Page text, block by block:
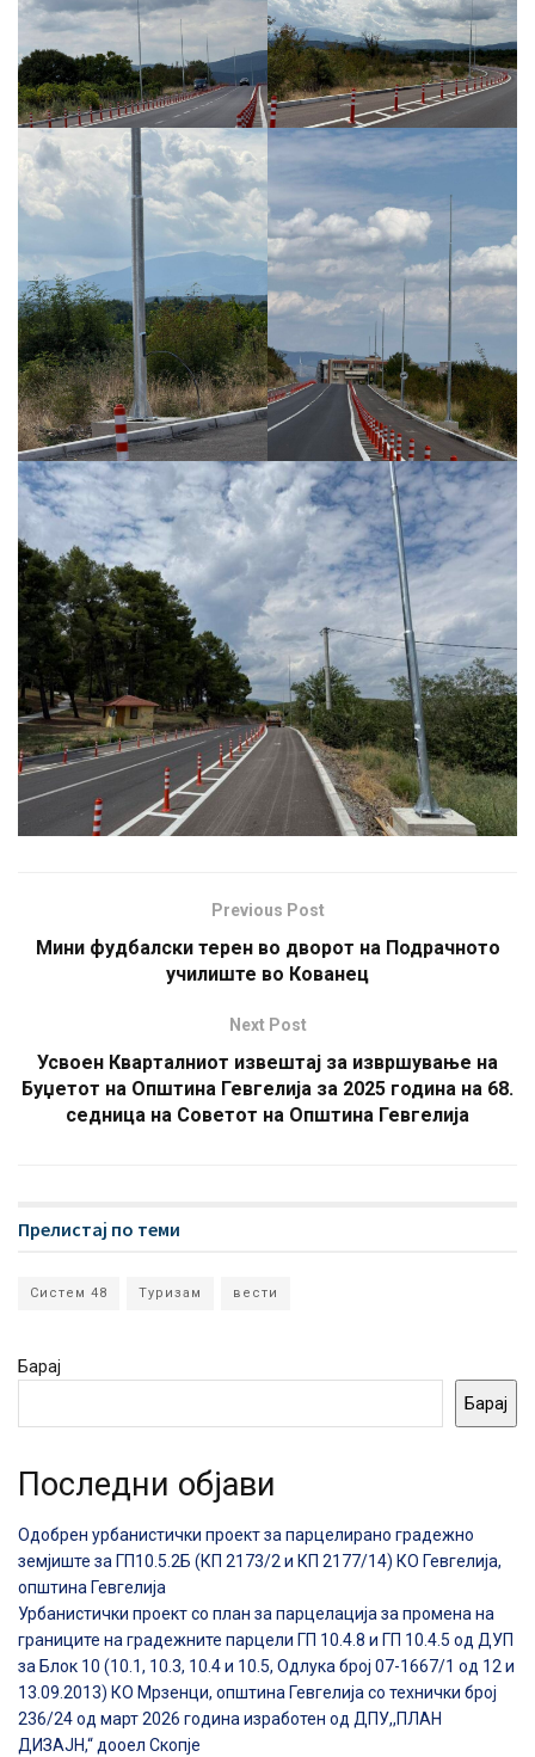
Previous Post
Мини фудбалски терен во дворот на Подрачното
училиште во Кованец
Next Post
Усвоен Кварталниот извештај за извршување на
Буџетот на Општина Гевгелија за 2025 година на 68.
седница на Советот на Општина Гевгелија
Прелистај по теми
Систем 48 Туризам вести
Барај
Барај
Последни објави
Одобрен урбанистички проект за парцелирано градежно
земјиште за ГП10.5.2Б (КП 2173/2 и КП 2177/14) КО Гевгелија,
општина Гевгелија
Урбанистички проект со план за парцелација за промена на
границите на градежните парцели ГП 10.4.8 и ГП 10.4.5 од ДУП
за Блок 10 (10.1, 10.3, 10.4 и 10.5, Одлука број 07-1667/1 од 12 и
13.09.2013) КО Мрзенци, општина Гевгелија со технички број
236/24 од март 2026 година изработен од ДПУ,,ПЛАН
ДИЗАЈН,“ дооел Скопје